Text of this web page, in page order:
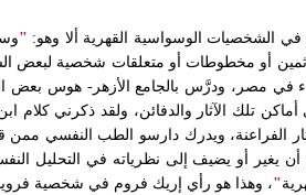
الشخصيات الوسواسية القهرية ألا وهو: "
ثمين أو مخطوطات أو متعلقات شخصية لبعض
في مصر، ودرَّس بالجامع الأزهر- هوس بعض
تلك الآثار والدفائن، ولقد ذكرني كلام
الفراعنة، ويدرك دارسو الطب النفسي
أو يضيف إلى نظرياته في التحليل
"، وهذا هو رأي إريك فروم في شخصية